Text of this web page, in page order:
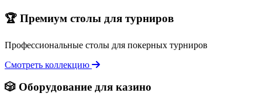
🏆 Премиум столы для турниров
Профессиональные столы для покерных турниров
Смотреть коллекцию
🎲 Оборудование для казино